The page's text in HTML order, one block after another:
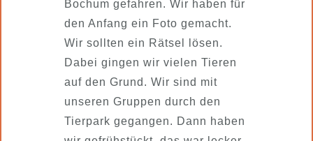
Bochum gefahren. Wir haben für
den Anfang ein Foto gemacht.
Wir sollten ein Rätsel lösen.
Dabei gingen wir vielen Tieren
auf den Grund. Wir sind mit
unseren Gruppen durch den
Tierpark gegangen. Dann haben